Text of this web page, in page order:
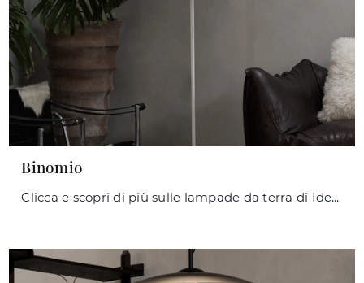
Binomio
Clicca e scopri di più sulle lampade da terra di Ideal Lux: il modello Binomio in metallo ti aspetta!